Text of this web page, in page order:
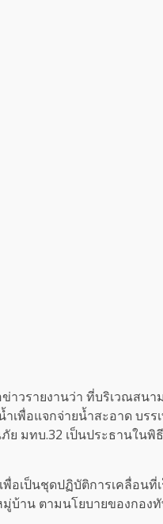
ข่าวรายงานว่า ที่บริเวณส
เพื่อแจกจ่ายน้ำสะอาด บ
ย มทบ.32 เป็นประธานใ
พื่อเป็นชุดปฏิบัติการเคลื่อ
น ตามนโยบายของกองทั